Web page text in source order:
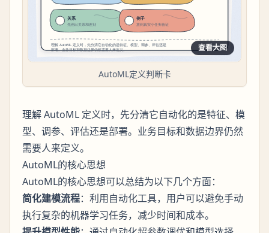
查看大图
AutoML定义判断卡
理解 AutoML 定义时，先分清它自动化的是特征、模
型、调参、评估还是部署。业务目标和数据边界仍然
需要人来定义。
AutoML的核心思想
AutoML的核心思想可以总结为以下几个方面：
简化建模流程：利用自动化工具，用户可以避免手动
执行复杂的机器学习任务，减少时间和成本。